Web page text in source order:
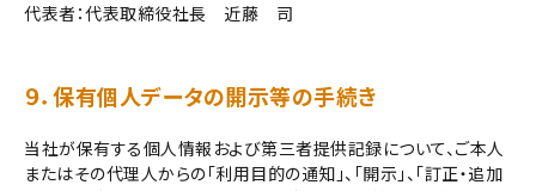
代表者：代表取締役社長 近藤 司
９．保有個人データの開示等の手続き
当社が保有する個人情報および第三者提供記録について、ご本人
またはその代理人からの「利用目的の通知」、「開示」、「訂正・追加